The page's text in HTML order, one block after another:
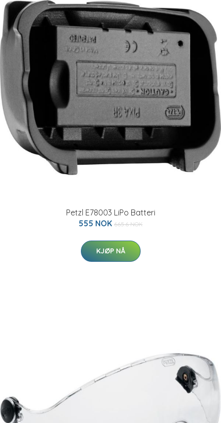
Petzl E78003 LiPo Batteri
555 NOK 665.6 NOK
KJØP NÅ